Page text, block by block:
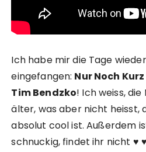
Ich habe mir die Tage
eingefangen: Nur Noch
Tim Bendzko! Ich weiss,
älter, was aber nicht heisst,
absolut cool ist. Außerdem
schnuckig, findet ihr nicht ♥